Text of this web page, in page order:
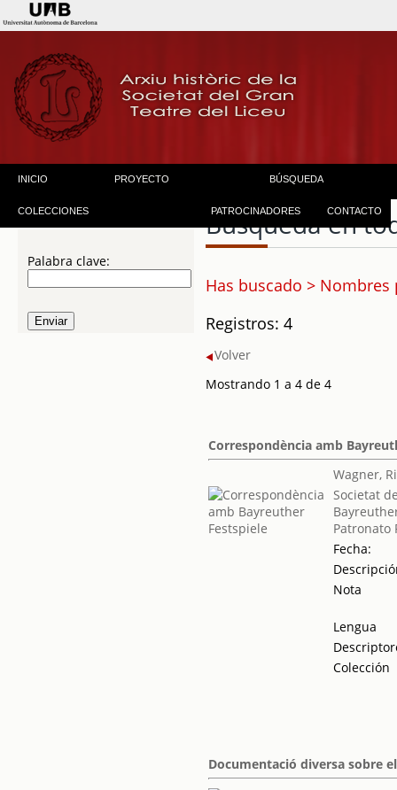
INICIO PROYECTO BÚSQUEDA
COLECCIONES PATROCINADORES CONTACTO
Palabra clave:
Búsqueda en
Has buscado >
Registros: 4
Volver
Mostrando 1 a 4 de 4
Correspondència amb
Wagner,
Societat
Patronato
Fecha:
Nota
Lengua
Colección
Documentació diversa sobre